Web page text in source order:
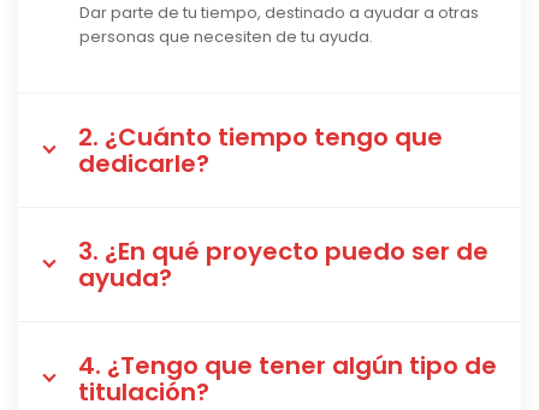
Dar parte de tu tiempo, destinado a ayudar a otras
personas que necesiten de tu ayuda.
2. ¿Cuánto tiempo tengo que
dedicarle?
3. ¿En qué proyecto puedo ser de
ayuda?
4. ¿Tengo que tener algún tipo de
titulación?